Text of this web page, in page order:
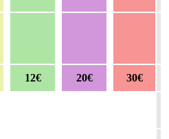
12€ 20€ 30€